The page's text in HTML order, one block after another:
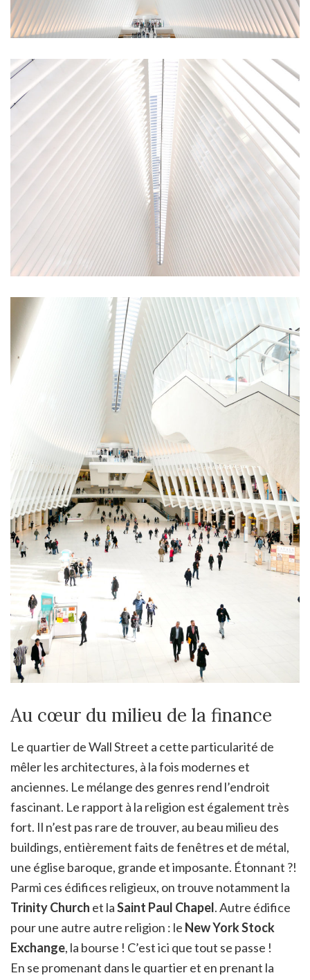
Au cœur du milieu de la finance
Le quartier de Wall Street a cette particularité de
mêler les architectures, à la fois modernes et
anciennes. Le mélange des genres rend l’endroit
fascinant. Le rapport à la religion est également très
fort. Il n’est pas rare de trouver, au beau milieu des
buildings, entièrement faits de fenêtres et de métal,
une église baroque, grande et imposante. Étonnant ?!
Parmi ces édifices religieux, on trouve notamment la
Trinity Church et laSaint Paul Chapel. Autre édifice
pour une autre autre religion : le New York Stock
Exchange, la bourse ! C’est ici que tout se passe !
En se promenant dans le quartier et en prenant la